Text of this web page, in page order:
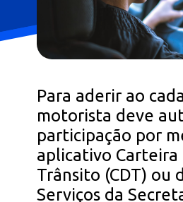
Para aderir ao
motorista deve
participação por
aplicativo
Trânsito (CDT) ou
Serviços da